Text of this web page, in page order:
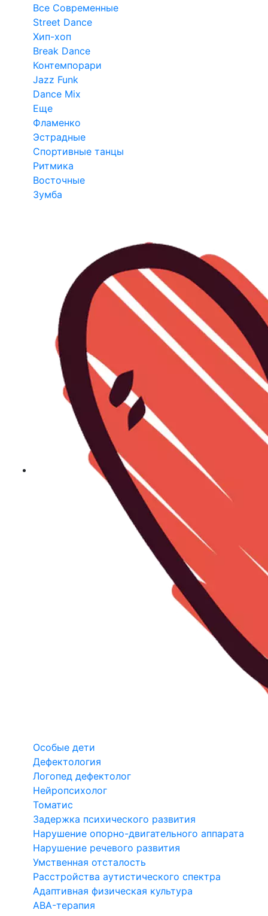
Все Современные
Street Dance
Хип-хоп
Break Dance
Контемпорари
Jazz Funk
Dance Mix
Еще
Фламенко
Эстрадные
Спортивные танцы
Ритмика
Восточные
Зумба
Особые дети
Дефектология
Логопед дефектолог
Нейропсихолог
Томатис
Задержка психического развития
Нарушение опорно-двигательного аппарата
Нарушение речевого развития
Умственная отсталость
Расстройства аутистического спектра
Адаптивная физическая культура
ABA-терапия